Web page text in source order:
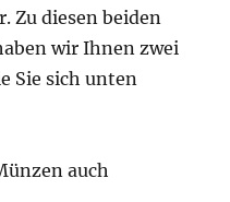
Zu diesen beiden
wir Ihnen zwei
Sie sich unten
auch